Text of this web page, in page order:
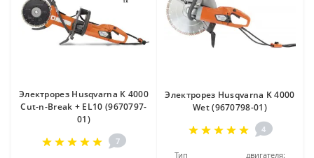
Электрорез Husqvarna K 4000
Cut-n-Break + EL10 (9670797-
01)
7
Электрорез Husqvarna K 4000
Wet (9670798-01)
4
Тип двигателя: